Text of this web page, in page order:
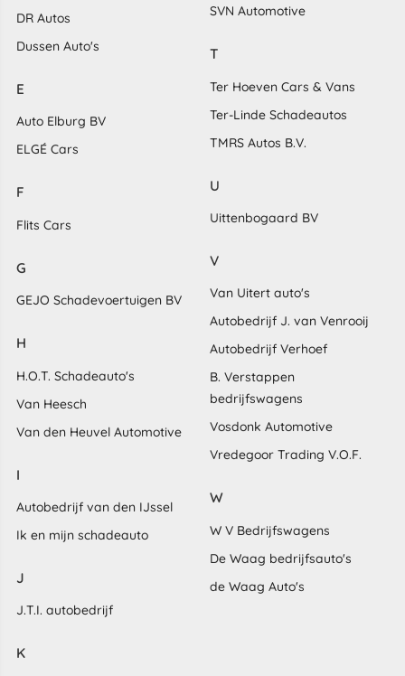
DR Autos
Dussen Auto's
E
Auto Elburg BV
ELGÉ Cars
F
Flits Cars
G
GEJO Schadevoertuigen BV
H
H.O.T. Schadeauto's
Van Heesch
Van den Heuvel Automotive
I
Autobedrijf van den IJssel
Ik en mijn schadeauto
J
J.T.I. autobedrijf
K
SVN Automotive
T
Ter Hoeven Cars & Vans
Ter-Linde Schadeautos
TMRS Autos B.V.
U
Uittenbogaard BV
V
Van Uitert auto's
Autobedrijf J. van Venrooij
Autobedrijf Verhoef
B. Verstappen
bedrijfswagens
Vosdonk Automotive
Vredegoor Trading V.O.F.
W
W V Bedrijfswagens
De Waag bedrijfsauto's
de Waag Auto's